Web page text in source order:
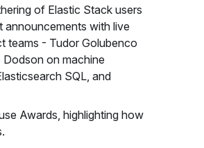
of Elastic Stack users
with live
teams - Tudor Golubenco
Dodson on machine
SQL, and
Awards, highlighting how